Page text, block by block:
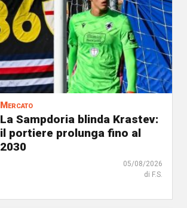
Mercato
La Sampdoria blinda Krastev:
il portiere prolunga fino al
2030
05/08/2026
di F.S.